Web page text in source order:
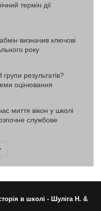
термін дії
визначив ключові
року
результатів?
оцінювання
миття вікон у школі
службове
Наступна
в школі - Шуліга Н. &